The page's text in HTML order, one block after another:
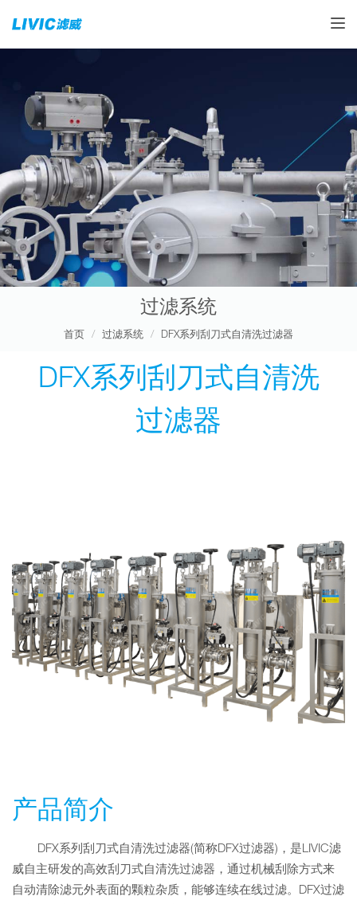
过滤系统
首页 过滤系统 DFX系列刮刀式自清洗过滤器
DFX系列刮刀式自清洗
过滤器
产品简介
DFX系列刮刀式自清洗过滤器(简称DFX过滤器)，是LIVIC滤
威自主研发的高效刮刀式自清洗过滤器，通过机械刮除方式来
自动清除滤元外表面的颗粒杂质，能够连续在线过滤。DFX过滤